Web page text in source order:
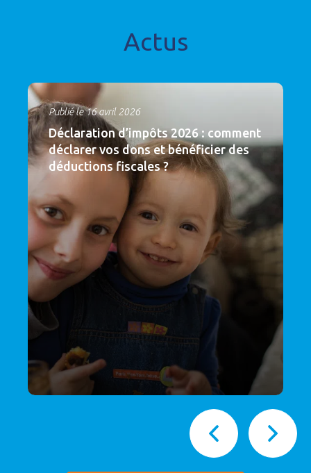
Actus
Publié le 16 avril 2026
Déclaration d’impôts 2026 : comment
déclarer vos dons et bénéficier des
déductions fiscales ?